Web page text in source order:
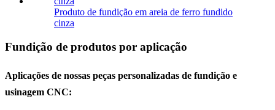
Produto de fundição em areia de ferro fundido
cinza
Fundição de produtos por aplicação
Aplicações de nossas peças personalizadas de fundição e
usinagem CNC: